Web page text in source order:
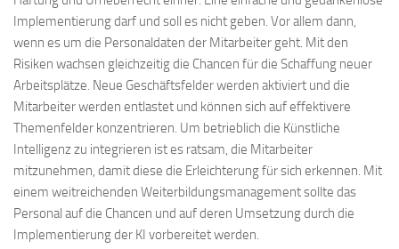
Implementierung darf und soll es nicht geben. Vor allem dann,
wenn es um die Personaldaten der Mitarbeiter geht. Mit den
Risiken wachsen gleichzeitig die Chancen für die Schaffung neuer
Arbeitsplätze. Neue Geschäftsfelder werden aktiviert und die
Mitarbeiter werden entlastet und können sich auf effektivere
Themenfelder konzentrieren. Um betrieblich die Künstliche
Intelligenz zu integrieren ist es ratsam, die Mitarbeiter
mitzunehmen, damit diese die Erleichterung für sich erkennen. Mit
einem weitreichenden Weiterbildungsmanagement sollte das
Personal auf die Chancen und auf deren Umsetzung durch die
Implementierung der KI vorbereitet werden.